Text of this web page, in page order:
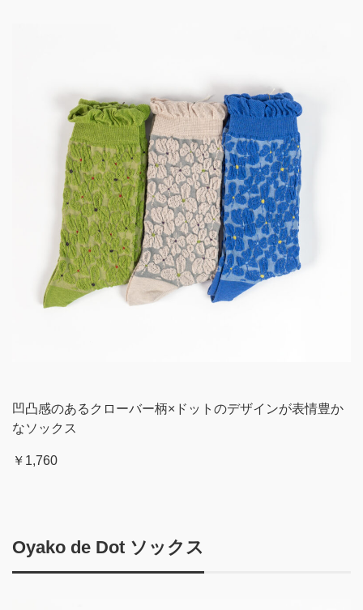
凹凸感のあるクローバー柄×ドットのデザインが表情豊か
なソックス
￥1,760
Oyako de Dot ソックス